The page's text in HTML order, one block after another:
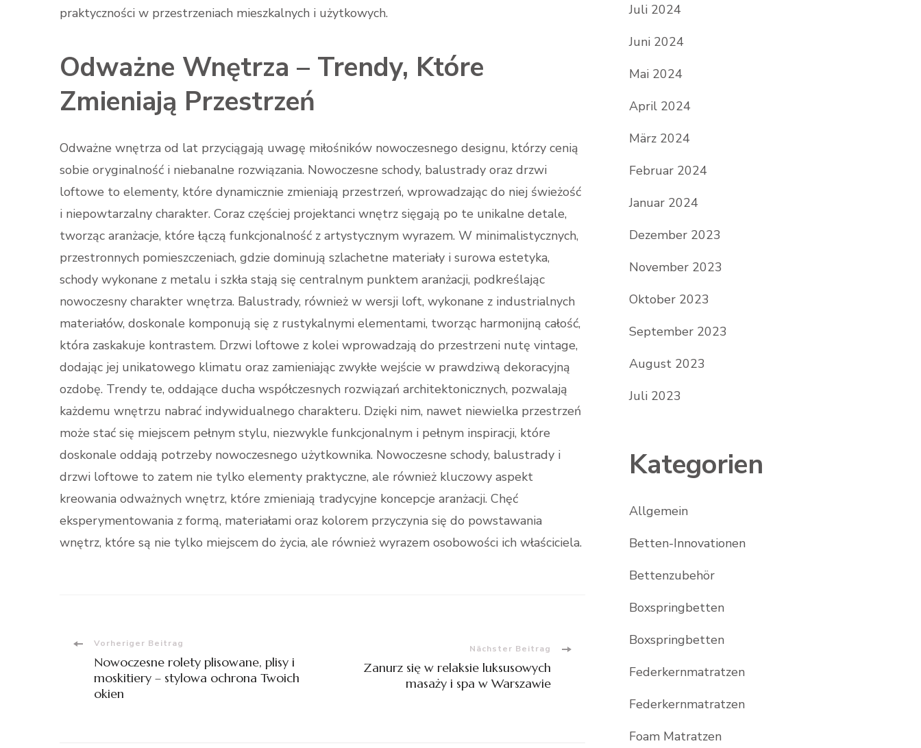
praktyczności w przestrzeniach mieszkalnych i użytkowych.
Odważne Wnętrza – Trendy, Które
Zmieniają Przestrzeń
Odważne wnętrza od lat przyciągają uwagę miłośników nowoczesnego designu, którzy cenią
sobie oryginalność i niebanalne rozwiązania. Nowoczesne schody, balustrady oraz drzwi
loftowe to elementy, które dynamicznie zmieniają przestrzeń, wprowadzając do niej świeżość
i niepowtarzalny charakter. Coraz częściej projektanci wnętrz sięgają po te unikalne detale,
tworząc aranżacje, które łączą funkcjonalność z artystycznym wyrazem. W minimalistycznych,
przestronnych pomieszczeniach, gdzie dominują szlachetne materiały i surowa estetyka,
schody wykonane z metalu i szkła stają się centralnym punktem aranżacji, podkreślając
nowoczesny charakter wnętrza. Balustrady, również w wersji loft, wykonane z industrialnych
materiałów, doskonale komponują się z rustykalnymi elementami, tworząc harmonijną całość,
która zaskakuje kontrastem. Drzwi loftowe z kolei wprowadzają do przestrzeni nutę vintage,
dodając jej unikatowego klimatu oraz zamieniając zwykłe wejście w prawdziwą dekoracyjną
ozdobę. Trendy te, oddające ducha współczesnych rozwiązań architektonicznych, pozwalają
każdemu wnętrzu nabrać indywidualnego charakteru. Dzięki nim, nawet niewielka przestrzeń
może stać się miejscem pełnym stylu, niezwykle funkcjonalnym i pełnym inspiracji, które
doskonale oddają potrzeby nowoczesnego użytkownika. Nowoczesne schody, balustrady i
drzwi loftowe to zatem nie tylko elementy praktyczne, ale również kluczowy aspekt
kreowania odważnych wnętrz, które zmieniają tradycyjne koncepcje aranżacji. Chęć
eksperymentowania z formą, materiałami oraz kolorem przyczynia się do powstawania
wnętrz, które są nie tylko miejscem do życia, ale również wyrazem osobowości ich właściciela.
Beitragsnavigation
Vorheriger Beitrag
Nowoczesne rolety plisowane, plisy i
moskitiery – stylowa ochrona Twoich
okien
Nächster Beitrag
Zanurz się w relaksie luksusowych
masaży i spa w Warszawie
Juli 2024
Juni 2024
Mai 2024
April 2024
März 2024
Februar 2024
Januar 2024
Dezember 2023
November 2023
Oktober 2023
September 2023
August 2023
Juli 2023
Kategorien
Allgemein
Betten-Innovationen
Bettenzubehör
Boxspringbetten
Boxspringbetten
Federkernmatratzen
Federkernmatratzen
Foam Matratzen